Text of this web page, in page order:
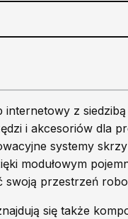
z
i akcesoriów dla
systemy
modułowym
przestrzeń
się także